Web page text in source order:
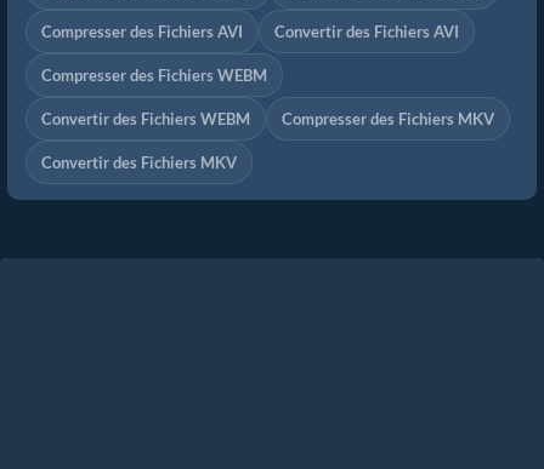
Compresser des Fichiers AVI Convertir des Fichiers AVI
Compresser des Fichiers WEBM
Convertir des Fichiers WEBM Compresser des Fichiers MKV
Convertir des Fichiers MKV